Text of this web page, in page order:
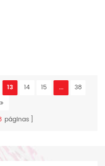
13 14 15 ... 38
páginas